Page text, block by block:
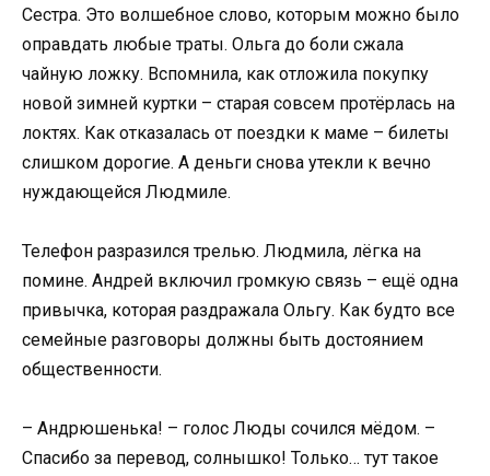
Сестра. Это волшебное слово, которым можно было
оправдать любые траты. Ольга до боли сжала
чайную ложку. Вспомнила, как отложила покупку
новой зимней куртки – старая совсем протёрлась на
локтях. Как отказалась от поездки к маме – билеты
слишком дорогие. А деньги снова утекли к вечно
нуждающейся Людмиле.
Телефон разразился трелью. Людмила, лёгка на
помине. Андрей включил громкую связь – ещё одна
привычка, которая раздражала Ольгу. Как будто все
семейные разговоры должны быть достоянием
общественности.
– Андрюшенька! – голос Люды сочился мёдом. –
Спасибо за перевод, солнышко! Только… тут такое